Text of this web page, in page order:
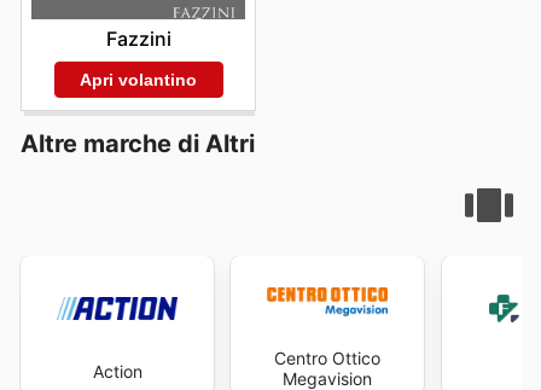
Fazzini
Apri volantino
Altre marche di Altri
Action
Centro Ottico
Megavision